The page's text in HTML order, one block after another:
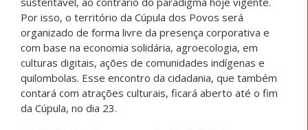
Por isso, o território da Cúpula dos Povos será
organizado de forma livre da presença corporativa e
com base na economia solidária, agroecologia, em
culturas digitais, ações de comunidades indígenas e
quilombolas. Esse encontro da cidadania, que também
contará com atrações culturais, ficará aberto até o fim
da Cúpula, no dia 23.